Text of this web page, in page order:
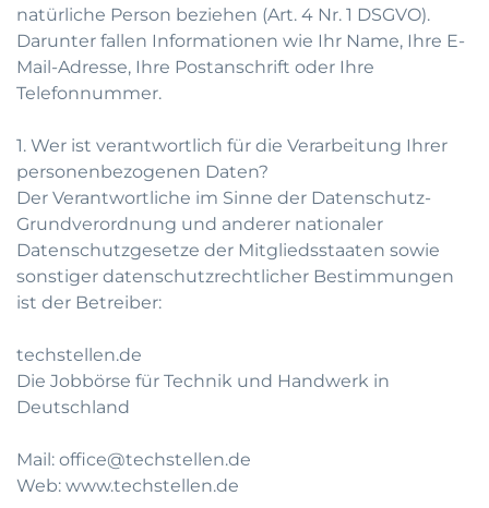
natürliche Person beziehen (Art. 4 Nr. 1 DSGVO).
Darunter fallen Informationen wie Ihr Name, Ihre E-
Mail-Adresse, Ihre Postanschrift oder Ihre
Telefonnummer.
1. Wer ist verantwortlich für die Verarbeitung Ihrer
personenbezogenen Daten?
Der Verantwortliche im Sinne der Datenschutz-
Grundverordnung und anderer nationaler
Datenschutzgesetze der Mitgliedsstaaten sowie
sonstiger datenschutzrechtlicher Bestimmungen
ist der Betreiber:
techstellen.de
Die Jobbörse für Technik und Handwerk in
Deutschland
Mail: office@techstellen.de
Web: www.techstellen.de